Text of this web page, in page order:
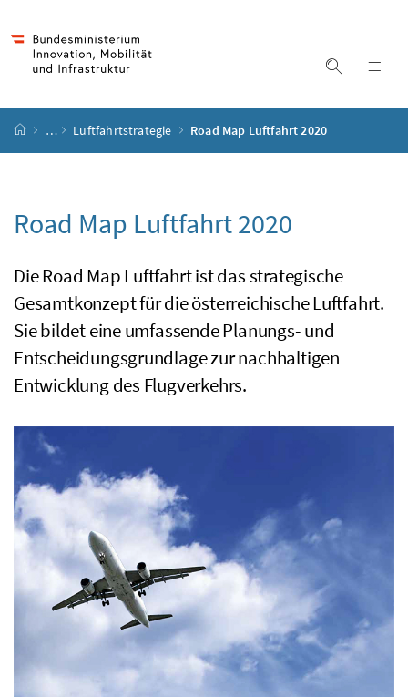
Suche
Startseite
… Luftfahrtstrategie Road Map Luftfahrt 2020
Road Map Luftfahrt 2020
DieRoad MapLuftfahrt ist das strategische
Gesamtkonzept für die österreichische Luftfahrt.
Sie bildet eine umfassende Planungs- und
Entscheidungsgrundlage zur nachhaltigen
Entwicklung des Flugverkehrs.